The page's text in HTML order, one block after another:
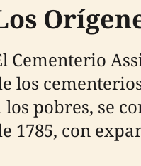
Cementerio
los
los pobres, se
1785, con